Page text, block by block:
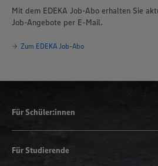
Mit dem EDEKA Job-Abo erhalten Sie
Job-Angebote per E-Mail.
Zum EDEKA Job-Abo
Für Schüler:innen
Für Studierende